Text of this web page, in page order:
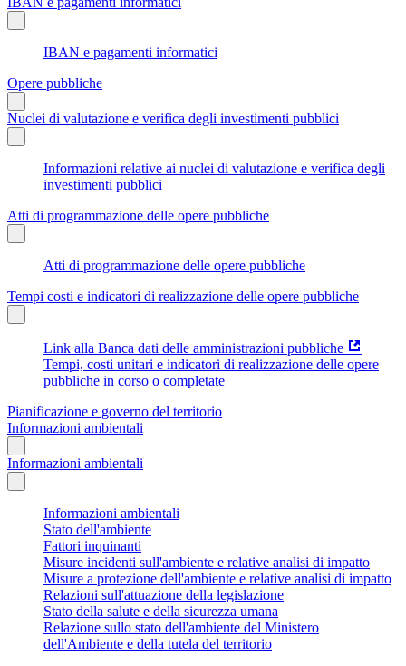
IBAN e pagamenti informatici
Opere pubbliche
Nuclei di valutazione e verifica degli investimenti pubblici
Informazioni relative ai nuclei di valutazione e verifica degli
investimenti pubblici
Atti di programmazione delle opere pubbliche
Atti di programmazione delle opere pubbliche
Tempi costi e indicatori di realizzazione delle opere pubbliche
Link alla Banca dati delle amministrazioni pubbliche
Tempi, costi unitari e indicatori di realizzazione delle opere
pubbliche in corso o completate
Pianificazione e governo del territorio
Informazioni ambientali
Informazioni ambientali
Informazioni ambientali
Stato dell'ambiente
Fattori inquinanti
Misure incidenti sull'ambiente e relative analisi di impatto
Misure a protezione dell'ambiente e relative analisi di impatto
Relazioni sull'attuazione della legislazione
Stato della salute e della sicurezza umana
Relazione sullo stato dell'ambiente del Ministero
dell'Ambiente e della tutela del territorio